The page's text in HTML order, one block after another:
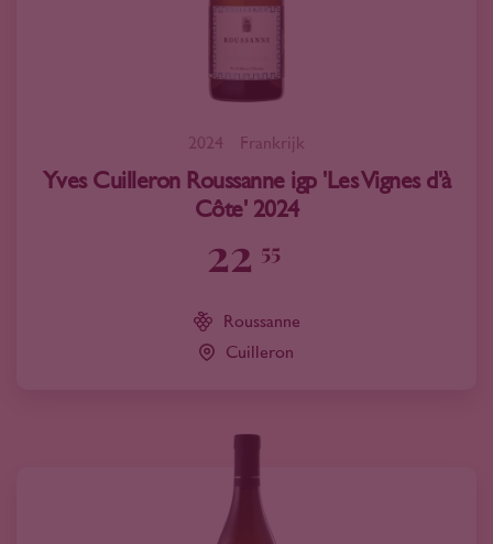
2024 Frankrijk
Yves Cuilleron Roussanne igp 'Les Vignes d'à
Côte' 2024
22 55
Roussanne
Cuilleron